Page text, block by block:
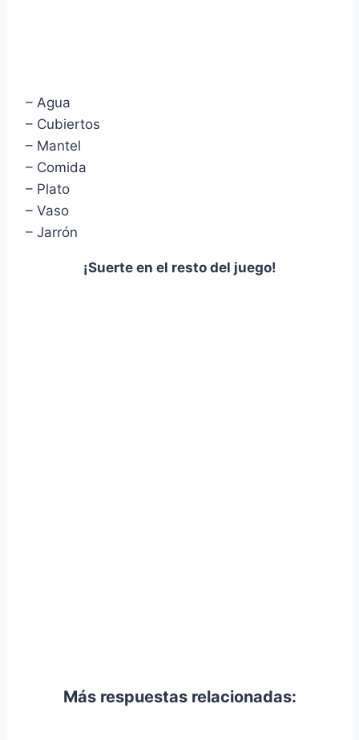
– Agua
– Cubiertos
– Mantel
– Comida
– Plato
– Vaso
– Jarrón
¡Suerte en el resto del juego!
Más respuestas relacionadas: